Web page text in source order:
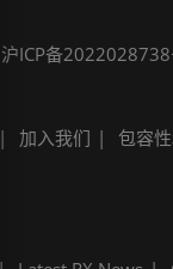
沪ICP备
加入我们 包容